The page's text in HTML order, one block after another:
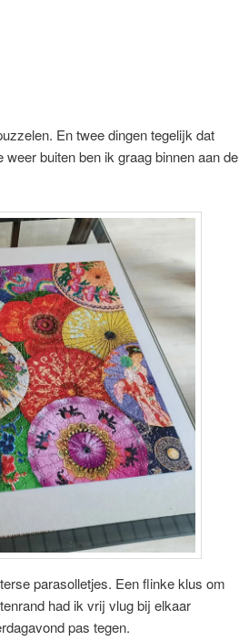
En twee dingen tegelijk dat
buiten ben ik graag binnen aan de
parasolletjes. Een flinke klus om
had ik vrij vlug bij elkaar
pas tegen.